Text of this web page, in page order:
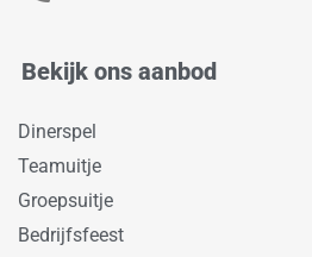
Bekijk ons aanbod
Dinerspel
Teamuitje
Groepsuitje
Bedrijfsfeest